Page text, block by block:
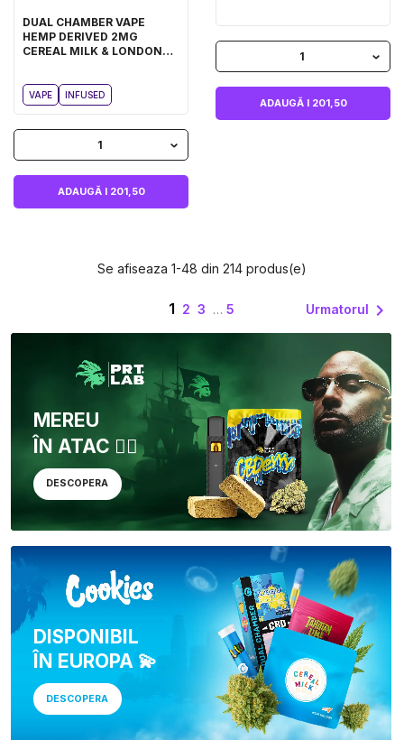
DUAL CHAMBER VAPE
HEMP DERIVED 2MG
CEREAL MILK & LONDON
VAPE INFUSED
1
ADAUGĂ I 201,50
1
ADAUGĂ I 201,50
Se afiseaza 1-48 din 214 produs(e)
1 2 3 … 5 Urmatorul 
MEREU
ÎN ATAC 🏴‍☠️
DESCOPERA
DISPONIBIL
ÎN EUROPA 💫
DESCOPERA